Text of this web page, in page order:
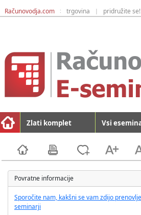
Računovodja.com : trgovina | pridružite se!
Zlati komplet Vsi
Povratne informacije
Sporočite nam, kakšni se vam zdijo
seminarji